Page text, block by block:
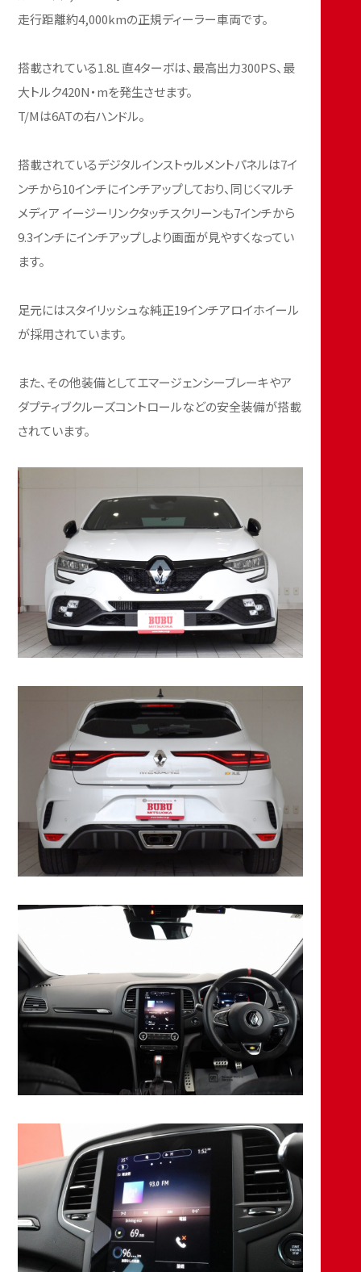
走行距離約4,000kmの正規ディーラー車両です。
搭載されている1.8L 直4ターボは、最高出力300PS、最
大トルク420N・mを発生させます。
T/Mは6ATの右ハンドル。
搭載されているデジタルインストゥルメントパネルは7イ
ンチから10インチにインチアップしており、同じくマルチ
メディア イージーリンクタッチスクリーンも7インチから
9.3インチにインチアップしより画面が見やすくなってい
ます。
足元にはスタイリッシュな純正19インチアロイホイール
が採用されています。
また、その他装備としてエマージェンシーブレーキやア
ダプティブクルーズコントロールなどの安全装備が搭載
されています。